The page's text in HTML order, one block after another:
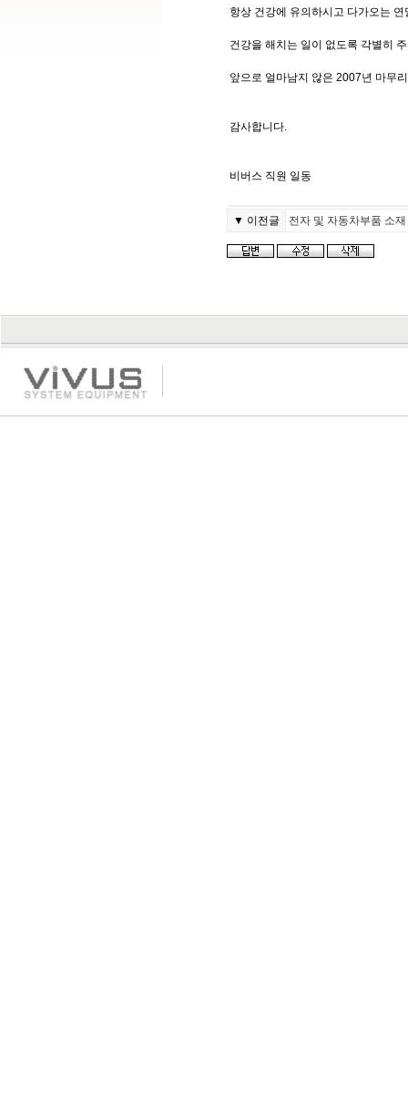
항상 건강에 유의하시고 다가오는
건강을 해치는 일이 없도록 각별히
앞으로 얼마남지 않은 2007년 마무
감사합니다.
비버스 직원 일동
▼ 이전글 전자 및 자동차부품 소